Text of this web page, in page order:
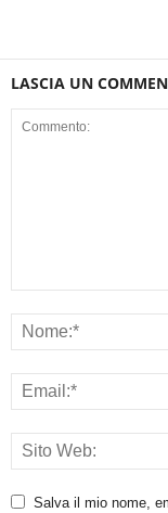
LASCIA UN
Salva il mio nome,